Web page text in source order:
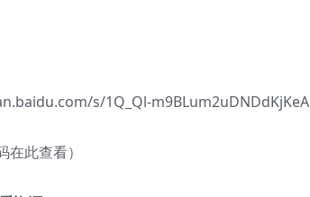
s/1Q_Ql-m9BLum2uDNDdKjKeA
此查看）